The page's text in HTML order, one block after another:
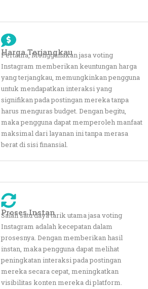
Harga Terjangkau
Pertama, Menggunakan jasa voting
Instagram memberikan keuntungan harga
yang terjangkau, memungkinkan pengguna
untuk mendapatkan interaksi yang
signifikan pada postingan mereka tanpa
harus menguras budget. Dengan begitu,
maka pengguna dapat memperoleh manfaat
maksimal dari layanan ini tanpa merasa
berat di sisi finansial.
Proses Instan
Salah satu daya tarik utama jasa voting
Instagram adalah kecepatan dalam
prosesnya. Dengan memberikan hasil
instan, maka pengguna dapat melihat
peningkatan interaksi pada postingan
mereka secara cepat, meningkatkan
visibilitas konten mereka di platform.